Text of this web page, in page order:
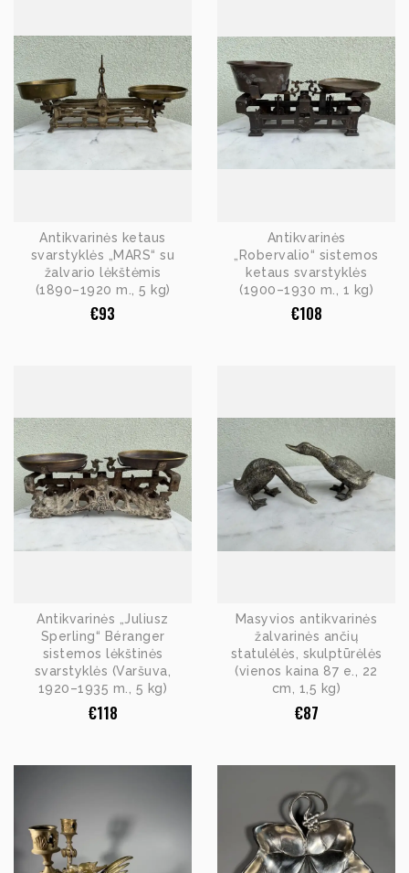
Antikvarinės ketaus
svarstyklės „MARS“ su
žalvario lėkštėmis
(1890–1920 m., 5 kg)
€93
Antikvarinės
„Robervalio“ sistemos
ketaus svarstyklės
(1900–1930 m., 1 kg)
€108
Antikvarinės „Juliusz
Sperling“ Béranger
sistemos lėkštinės
svarstyklės (Varšuva,
1920–1935 m., 5 kg)
€118
Masyvios antikvarinės
žalvarinės ančių
statulėlės, skulptūrėlės
(vienos kaina 87 e., 22
cm, 1,5 kg)
€87